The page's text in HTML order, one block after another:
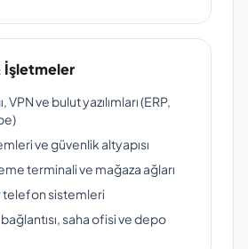
İşletmeler
VPN ve bulut yazılımları (ERP,
ve güvenlik altyapısı
terminali ve mağaza ağları
telefon sistemleri
saha ofisi ve depo